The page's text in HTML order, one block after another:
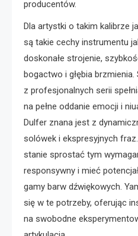
producentów.
Dla artystki o takim kalibrze
są takie cechy instrumentu
doskonałe strojenie,
bogactwo i głębia
z profesjonalnych serii
na pełne oddanie emocji i
Dulfer znana jest z
solówek i ekspresyjnych
stanie sprostać tym
responsywny i mieć
gamy barw dźwiękowych.
się w te potrzeby, oferując
na swobodne